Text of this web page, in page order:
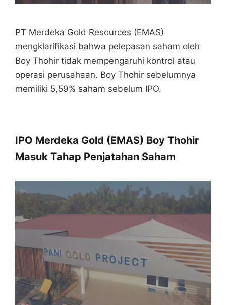
PT Merdeka Gold Resources (EMAS)
mengklarifikasi bahwa pelepasan saham oleh
Boy Thohir tidak mempengaruhi kontrol atau
operasi perusahaan. Boy Thohir sebelumnya
memiliki 5,59% saham sebelum IPO.
IPO Merdeka Gold (EMAS) Boy Thohir
Masuk Tahap Penjatahan Saham